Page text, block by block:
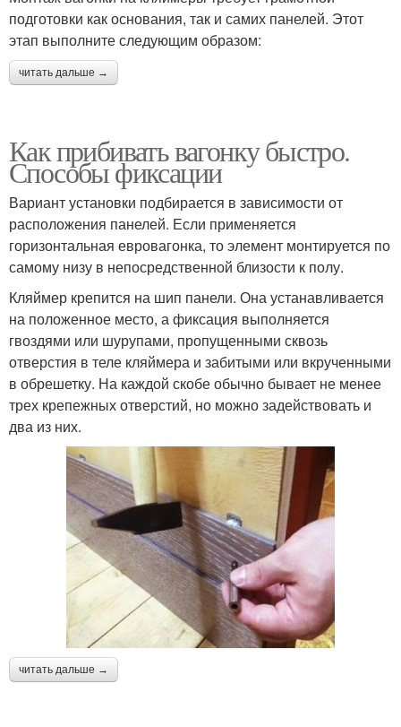
подготовки как основания, так и самих панелей. Этот
этап выполните следующим образом:
читать дальше →
Как прибивать вагонку быстро.
Способы фиксации
Вариант установки подбирается в зависимости от
расположения панелей. Если применяется
горизонтальная евровагонка, то элемент монтируется по
самому низу в непосредственной близости к полу.
Кляймер крепится на шип панели. Она устанавливается
на положенное место, а фиксация выполняется
гвоздями или шурупами, пропущенными сквозь
отверстия в теле кляймера и забитыми или вкрученными
в обрешетку. На каждой скобе обычно бывает не менее
трех крепежных отверстий, но можно задействовать и
два из них.
читать дальше →